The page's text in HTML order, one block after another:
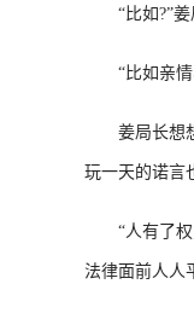
“比如?”姜
“比如亲情、
姜局长想想
玩一天的诺言
“人有了权力
法律面前人人